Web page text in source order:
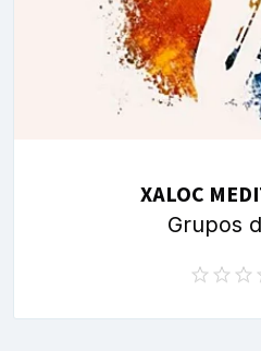
XALOC
Grupos